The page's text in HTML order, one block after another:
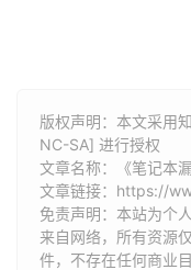
版权声明：本文采用
NC-SA] 进行授权
文章名称：《笔记本
文章链接： https://
免责声明：本站为个
来自网络，所有资源
件，不存在任何商业